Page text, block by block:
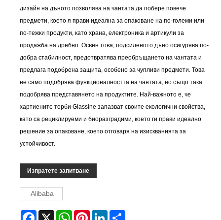
дизайн на дъното позволява на чантата да побере повече
предмети, което я прави идеална за опаковане на по-големи или
по-тежки продукти, като храна, електроника и артикули за
продажба на дребно. Освен това, подсиленото дъно осигурява по-
добра стабилност, предотвратява преобръщането на чантата и
предлага подобрена защита, особено за чупливи предмети. Това
не само подобрява функционалността на чантата, но също така
подобрява представянето на продуктите. Най-важното е, че
хартиените торби Glassine запазват своите екологични свойства,
като са рециклируеми и биоразградими, което ги прави идеално
решение за опаковане, което отговаря на изискванията за
устойчивост.
Изпратете запитване
Alibaba
Facebook
X WhatsAppPinterestLinkedIn